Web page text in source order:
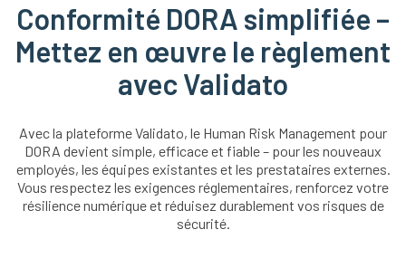
Conformité DORA simplifiée –
Mettez en œuvre le règlement
avec Validato
Avec la plateforme Validato, le Human Risk Management pour
DORA devient simple, efficace et fiable – pour les nouveaux
employés, les équipes existantes et les prestataires externes.
Vous respectez les exigences réglementaires, renforcez votre
résilience numérique et réduisez durablement vos risques de
sécurité.